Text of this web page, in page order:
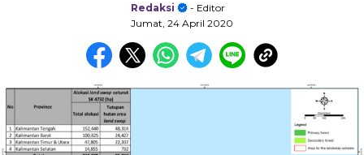
Redaksi
- Editor
Jumat, 24 April 2020